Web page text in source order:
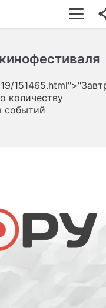
ШОУ-БИЗНЕС
НЕДВИЖИМОСТЬ
СТИЛЬ ЖИЗНИ
СЕРИАЛЫ
ПРЕСС-РЕЛИЗЫ
количеству
событий